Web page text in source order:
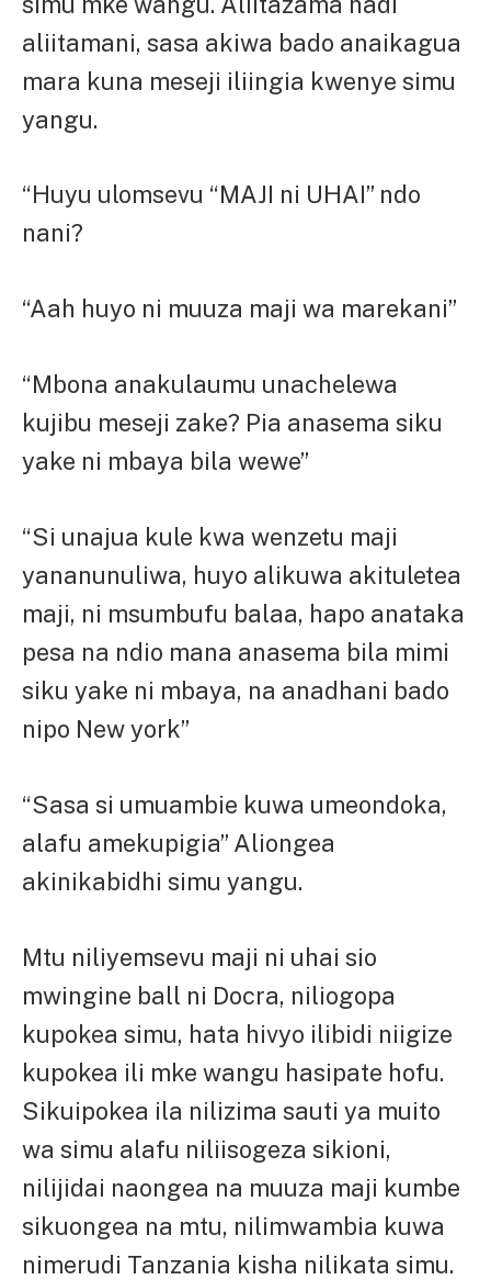
aliitamani, sasa akiwa bado anaikagua
mara kuna meseji iliingia kwenye simu
yangu.
“Huyu ulomsevu “MAJI ni UHAI” ndo
nani?
“Aah huyo ni muuza maji wa marekani”
“Mbona anakulaumu unachelewa
kujibu meseji zake? Pia anasema siku
yake ni mbaya bila wewe”
“Si unajua kule kwa wenzetu maji
yananunuliwa, huyo alikuwa akituletea
maji, ni msumbufu balaa, hapo anataka
pesa na ndio mana anasema bila mimi
siku yake ni mbaya, na anadhani bado
nipo New york”
“Sasa si umuambie kuwa umeondoka,
alafu amekupigia” Aliongea
akinikabidhi simu yangu.
Mtu niliyemsevu maji ni uhai sio
mwingine ball ni Docra, niliogopa
kupokea simu, hata hivyo ilibidi niigize
kupokea ili mke wangu hasipate hofu.
Sikuipokea ila nilizima sauti ya muito
wa simu alafu niliisogeza sikioni,
nilijidai naongea na muuza maji kumbe
sikuongea na mtu, nilimwambia kuwa
nimerudi Tanzania kisha nilikata simu.